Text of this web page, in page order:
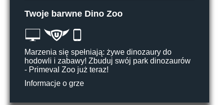
Twoje barwne Dino Zoo
Marzenia się spełniają: żywe dinozaury do
hodowli i zabawy! Zbuduj swój park dinozaurów
- Primeval Zoo już teraz!
Informacje o grze